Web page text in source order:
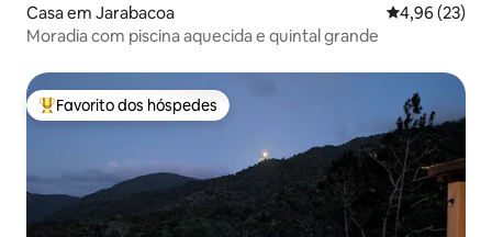
Casa em Jarabacoa Classificação
4,96 (23)
Moradia com piscina aquecida e quintal grande
Favoritos dos hóspedes mais apreciados
Favorito dos hóspedes